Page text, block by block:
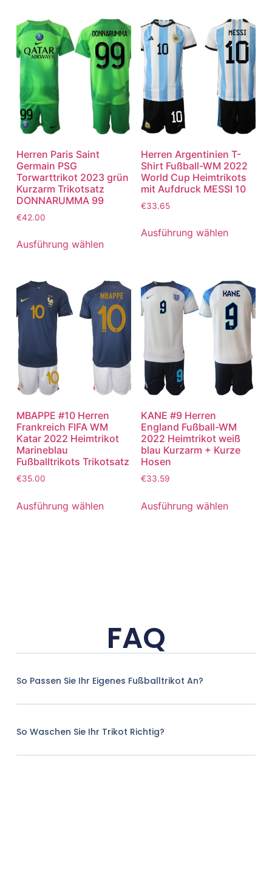
Herren Paris Saint
Germain PSG
Torwarttrikot 2023 grün
Kurzarm Trikotsatz
DONNARUMMA 99
€42.00
Ausführung wählen
Herren Argentinien T-
Shirt Fußball-WM 2022
World Cup Heimtrikots
mit Aufdruck MESSI 10
€33.65
Ausführung wählen
MBAPPE #10 Herren
Frankreich FIFA WM
Katar 2022 Heimtrikot
Marineblau
Fußballtrikots Trikotsatz
€35.00
Ausführung wählen
KANE #9 Herren
England Fußball-WM
2022 Heimtrikot weiß
blau Kurzarm + Kurze
Hosen
€33.59
Ausführung wählen
FAQ
So Passen Sie Ihr Eigenes Fußballtrikot An?
So Waschen Sie Ihr Trikot Richtig?